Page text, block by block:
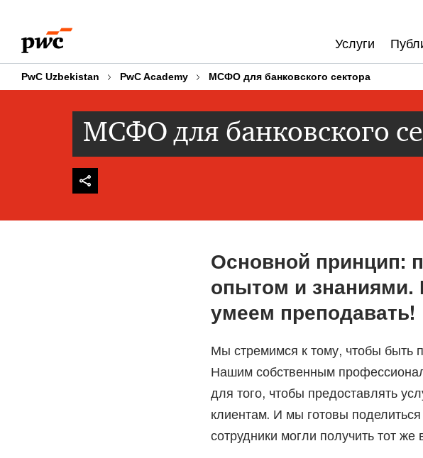
content
footer
Услуги
PwC Uzbekistan PwC Academy МСФО для банковского сектора
МСФО для банковского
Основной принцип:
опытом и знаниями.
умеем преподавать!
Мы стремимся к тому, чтобы быть
Нашим собственным
для того, чтобы предоставлять
клиентам. И мы готовы
сотрудники могли получить тот же